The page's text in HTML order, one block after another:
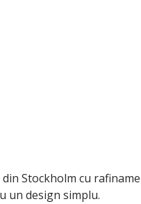
Stockholm cu
un design simplu.